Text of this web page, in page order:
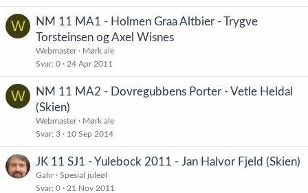
W
NM 11 MA1 - Holmen Graa Altbier - Trygve
Torsteinsen og Axel Wisnes
Webmaster
Mørk ale
Svar 0 24 Apr 2011
W
NM 11 MA2 - Dovregubbens Porter - Vetle Heldal
(Skien)
Webmaster
Mørk ale
Svar 3 10 Sep 2014
JK 11 SJ1 - Yulebock 2011 - Jan Halvor Fjeld (Skien)
Gahr
Spesial juleøl
Svar 0 21 Nov 2011